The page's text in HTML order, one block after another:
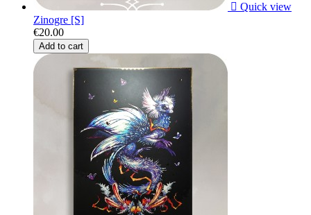
 Quick view
Zinogre [S]
€20.00
Add to cart